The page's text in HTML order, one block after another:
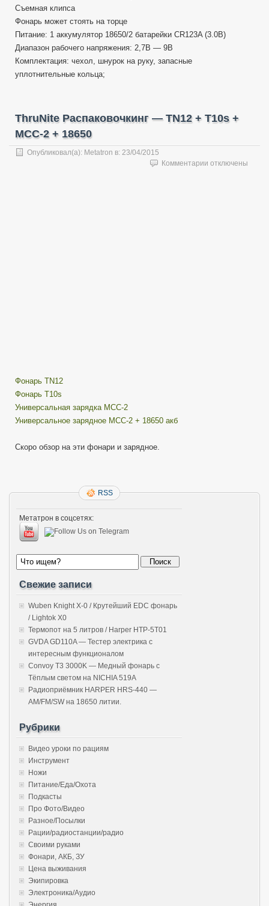
Съемная клипса
Фонарь может стоять на торце
Питание: 1 аккумулятор 18650/2 батарейки CR123A (3.0В)
Диапазон рабочего напряжения: 2,7В — 9В
Комплектация: чехол, шнурок на руку, запасные
уплотнительные кольца;
ThruNite Распаковочкинг — TN12 + T10s +
MCC-2 + 18650
Опубликовал(а): Metatron в: 23/04/2015
Комментарии котключены
Фонарь TN12
Фонарь Т10s
Универсальная зарядка MCC-2
Универсальное зарядное MCC-2 + 18650 акб
Скоро обзор на эти фонари и зарядное.
RSS
Метатрон в соцсетях:
Свежие записи
Wuben Knight X-0 / Крутейший EDC фонарь
/ Lightok X0
Термопот на 5 литров / Harper HTP-5T01
GVDA GD110A — Тестер электрика с
интересным функционалом
Convoy T3 3000K — Медный фонарь с
Тёплым светом на NICHIA 519A
Радиоприёмник HARPER HRS-440 —
AM/FM/SW на 18650 литии.
Рубрики
Видео уроки по рациям
Инструмент
Ножи
Питание/Еда/Охота
Подкасты
Про Фото/Видео
Разное/Посылки
Рации/радиостанции/радио
Своими руками
Фонари, АКБ, ЗУ
Цена выживания
Экипировка
Электроника/Аудио